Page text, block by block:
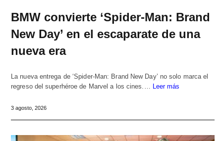
BMW convierte ‘Spider-Man: Brand
New Day’ en el escaparate de una
nueva era
La nueva entrega de ‘Spider-Man: Brand New Day’ no solo marca el
regreso del superhéroe de Marvel a los cines.…
Leer más
3 agosto, 2026